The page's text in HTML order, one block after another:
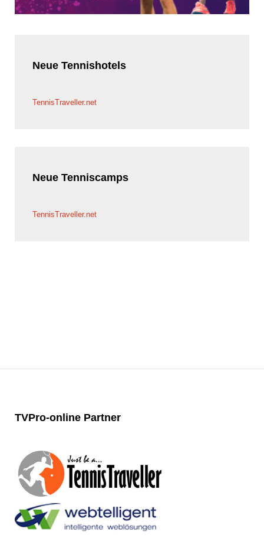
Neue Tennishotels
TennisTraveller.net
Neue Tenniscamps
TennisTraveller.net
TVPro-online Partner